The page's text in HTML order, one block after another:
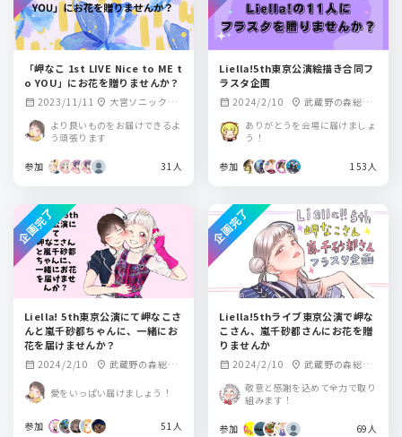
「岬なこ 1st LIVE Nice to ME t
o YOU」にお花を贈りませんか？
calendar_month 2023/11/11 location_on 大宮ソニックシ
より良いものをお届けできるよ
う頑張ります
参加 31人
Liella!5th東京公演絵描き合同フ
ラスタ企画
calendar_month 2024/2/10 location_on 武蔵野の森総合
ありがとうを会場に届けましょ
う！
参加 153人
Liella! 5th東京公演にて岬なこさ
んと嵐千砂都ちゃんに、一緒にお
花を届けませんか？
calendar_month 2024/2/10 location_on 武蔵野の森総合
愛をいっぱい届けましょう！
参加 51人
企画完了
Liella!5thライブ東京公演で岬な
こさん、嵐千砂都さんにお花を贈
りませんか
calendar_month 2024/2/10 location_on 武蔵野の森総合
敬意と感謝を込めて全力で取り
組みます！
参加 69人
企画完了